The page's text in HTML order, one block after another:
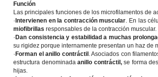
Función
Las principales funciones de los microfilamentos de
· Intervienen en la contracción muscular. En las
miofibrillas responsables de la contracción muscular.
· Dan consistencia y estabilidad a muchas
su rigidez porque internamente presentan un haz de
· Forman el anillo contráctil . Asociados con
estructura denominadaanillo contráctil,se forma
hijas.